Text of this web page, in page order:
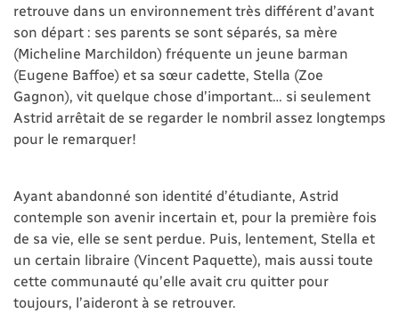
retrouve dans un environnement très différent d’avant
son départ : ses parents se sont séparés, sa mère
(Micheline Marchildon) fréquente un jeune barman
(Eugene Baffoe) et sa sœur cadette, Stella (Zoe
Gagnon), vit quelque chose d’important… si seulement
Astrid arrêtait de se regarder le nombril assez longtemps
pour le remarquer!
Ayant abandonné son identité d’étudiante, Astrid
contemple son avenir incertain et, pour la première fois
de sa vie, elle se sent perdue. Puis, lentement, Stella et
un certain libraire (Vincent Paquette), mais aussi toute
cette communauté qu’elle avait cru quitter pour
toujours, l’aideront à se retrouver.